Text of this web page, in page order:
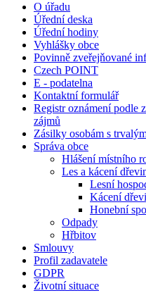
O úřadu
Úřední deska
Úřední hodiny
Vyhlášky obce
Povinně zveřejňované
Czech POINT
E - podatelna
Kontaktní formulář
Registr oznámení podle
zájmů
Zásilky osobám s
Správa obce
Hlášení místního
Les a kácení
Lesní
Kácení
Honební
Odpady
Hřbitov
Smlouvy
Profil zadavatele
GDPR
Životní situace